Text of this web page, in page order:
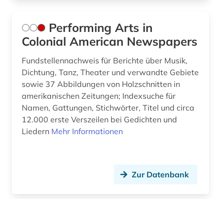
Performing Arts in
Colonial American Newspapers
Fundstellennachweis für Berichte über Musik,
Dichtung, Tanz, Theater und verwandte Gebiete
sowie 37 Abbildungen von Holzschnitten in
amerikanischen Zeitungen; Indexsuche für
Namen, Gattungen, Stichwörter, Titel und circa
12.000 erste Verszeilen bei Gedichten und
Liedern Mehr Informationen
Zur Datenbank